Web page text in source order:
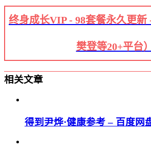
终身成长VIP - 98套餐永久更
樊登等20+平台）
相关文章
得到尹烨·健康参考 – 百度网